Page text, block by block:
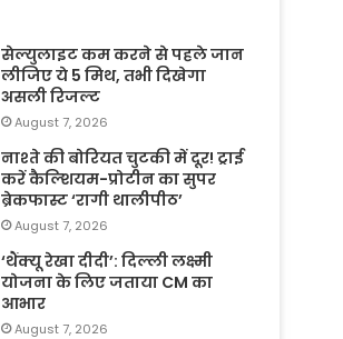
सेल्युलाइट कम करने से पहले जान
लीजिए ये 5 मिथ, तभी दिखेगा
असली रिजल्ट
August 7, 2026
नाश्ते की बोरियत चुटकी में दूर! ट्राई
करें कैल्शियम-प्रोटीन का सुपर
ब्रेकफास्ट ‘रागी थालीपीठ’
August 7, 2026
‘थैंक्यू रेखा दीदी’: दिल्ली लक्ष्मी
योजना के लिए जताया CM का
आभार
August 7, 2026